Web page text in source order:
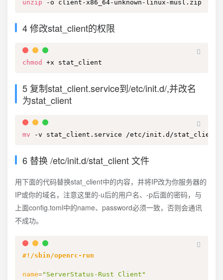
unzip -o client-x86_64-unknown-linux-musl.zip
4 修改stat_client的权限
chmod +x stat_client
5 复制stat_client.service到/etc/init.d/,并改名
为stat_client
mv -v stat_client.service /etc/init.d/stat_client
6 替换 /etc/init.d/stat_client 文件
用下面的代码替换stat_client中的内容，并将IP改为你服务器的
IP或你的域名，注意这里的-u后的用户名、-p后面的密码，与
上面config.toml中的name、password必须一致，否则会通讯
不成功。
#!/sbin/openrc-run
name="ServerStatus-Rust Client"